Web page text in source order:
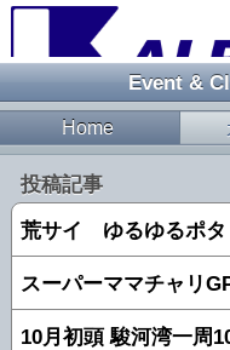
Event &
Home
投稿記事
荒サイ ゆるゆるポ
スーパーママチャリ
10月初頭 駿河湾一周